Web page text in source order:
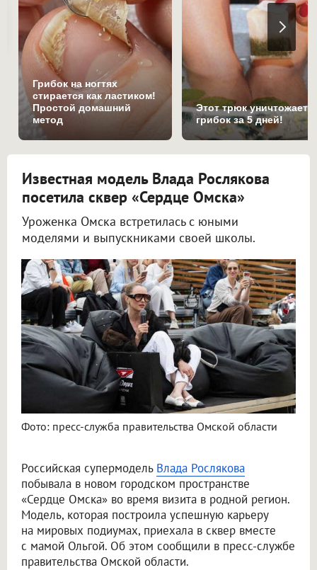
Грибок на ногтях
стирается как ластиком!
Простой домашний
метод
Этот трюк уничтожает
грибок за 5 дней!
Известная модель Влада Рослякова
посетила сквер «Сердце Омска»
Уроженка Омска встретилась с юными
моделями и выпускниками своей школы.
В Омске Влада Рослякова побывала в «Сердце Омска» с мамой
Фото: пресс-служба правительства Омской области
Российская супермодель Влада Рослякова
побывала в новом городском пространстве
«Сердце Омска» во время визита в родной регион.
Модель, которая построила успешную карьеру
на мировых подиумах, приехала в сквер вместе
с мамой Ольгой. Об этом сообщили в пресс-службе
правительства Омской области.